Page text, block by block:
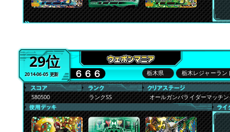
29位
2014-06-05 更新 ６６６ 栃木県 栃木レジャーラン
580500 ランクSS オールガンバライダーマッチ